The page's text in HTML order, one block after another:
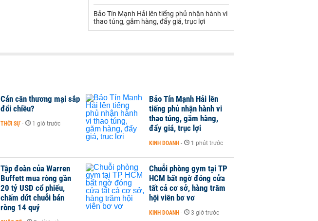
VLXD khác Xăng dầu
Xi măng - Clynker
Bảo Tín Mạnh Hải lên tiếng phủ nhận hành vi
thao túng, găm hàng, đẩy giá, trục lợi
Cán cân thương mại sắp
đổi chiều?
THỜI SỰ - 1 giờ trước
Bảo Tín Mạnh Hải lên
tiếng phủ nhận hành vi
thao túng, găm hàng,
đẩy giá, trục lợi
KINH DOANH - 1 phút trước
Tập đoàn của Warren
Buffett mua ròng gần
20 tỷ USD cổ phiếu,
chấm dứt chuỗi bán
ròng 14 quý
Chuỗi phòng gym tại TP
HCM bất ngờ đóng cửa
tất cả cơ sở, hàng trăm
hội viên bơ vơ
KINH DOANH - 3 giờ trước